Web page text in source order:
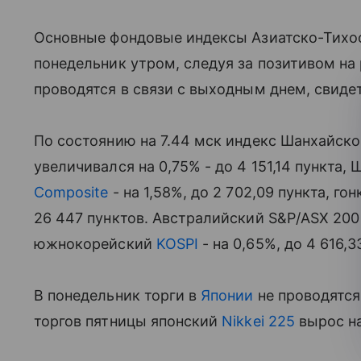
Основные фондовые индексы Азиатско-
понедельник утром, следуя за позитивом
проводятся в связи с выходным днем,
По состоянию на 7.44 мск индекс
увеличивался на 0,75% - до 4 151,14
Composite - на 1,58%, до 2 702,09 пункта,
26 447 пунктов. Австралийский S&P/ASX
южнокорейский KOSPI - на 0,65%, до 4 616,33
В понедельник торги в Японии не
торгов пятницы японский Nikkei 225 вырос